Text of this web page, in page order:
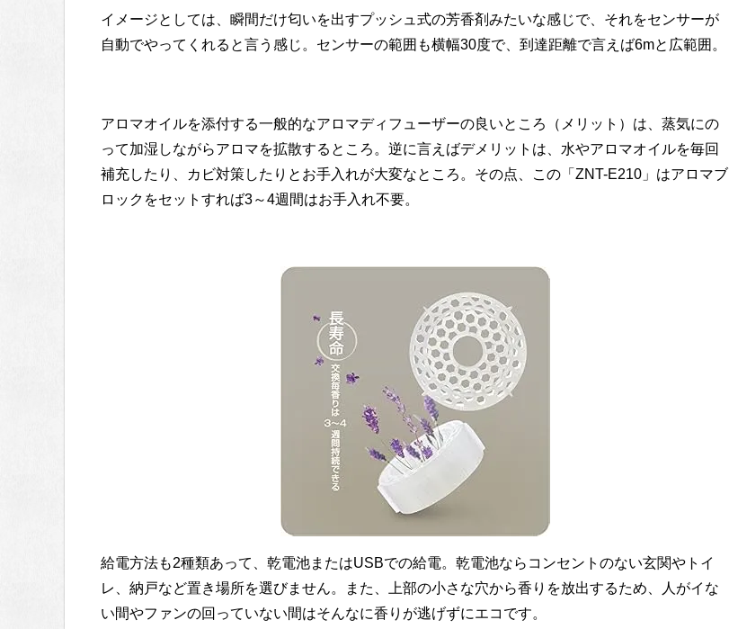
イメージとしては、瞬間だけ匂いを出すプッシュ式の芳香剤みたいな感じで、それをセンサーが
自動でやってくれると言う感じ。センサーの範囲も横幅30度で、到達距離で言えば6mと広範囲。
アロマオイルを添付する一般的なアロマディフューザーの良いところ（メリット）は、蒸気にの
って加湿しながらアロマを拡散するところ。逆に言えばデメリットは、水やアロマオイルを毎回
補充したり、カビ対策したりとお手入れが大変なところ。その点、この「ZNT-E210」はアロマブ
ロックをセットすれば3～4週間はお手入れ不要。
給電方法も2種類あって、乾電池またはUSBでの給電。乾電池ならコンセントのない玄関やトイ
レ、納戸など置き場所を選びません。また、上部の小さな穴から香りを放出するため、人がイな
い間やファンの回っていない間はそんなに香りが逃げずにエコです。